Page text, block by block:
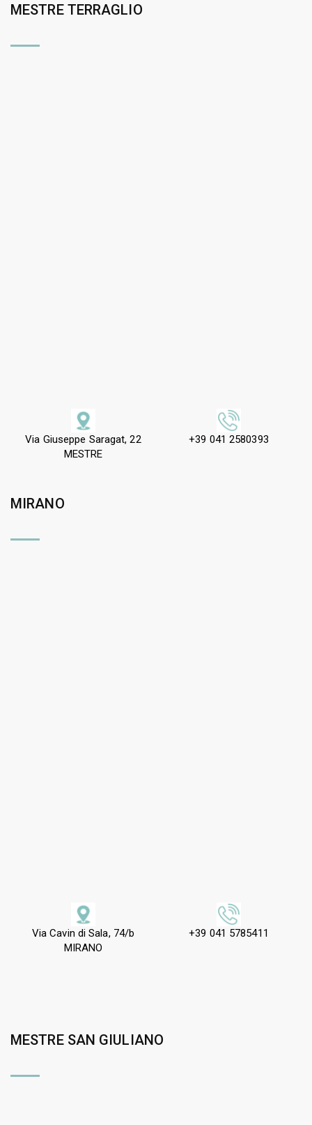
MESTRE TERRAGLIO
Via Giuseppe Saragat, 22
MESTRE
+39 041 2580393
MIRANO
Via Cavin di Sala, 74/b
MIRANO
+39 041 5785411
MESTRE SAN GIULIANO